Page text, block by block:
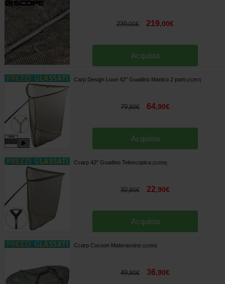
239,00€ 219,00€
Acquista
Carp Design Luxe 42'' Guadino Manico 2 parti 212557]
79,90€ 64,90€
Acquista
Ccarp 42'' Guadino Telescopica 212556]
32,90€ 22,90€
Acquista
Ccarp Cocoon Materassino 212550]
49,90€ 36,90€